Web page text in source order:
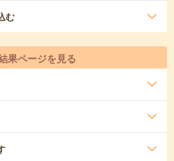
む
果ページを見る